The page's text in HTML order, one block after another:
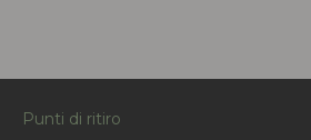
Punti di ritiro